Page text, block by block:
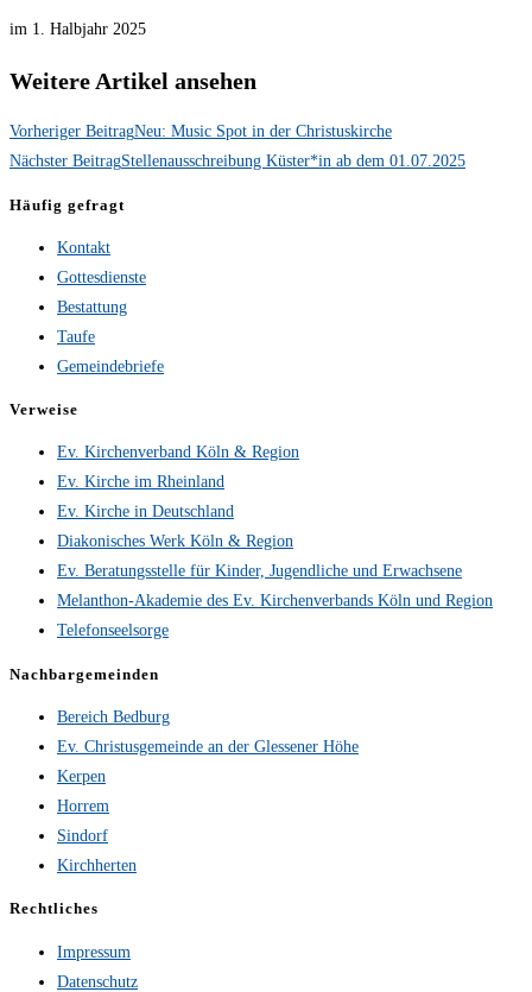
im 1. Halbjahr 2025
Weitere Artikel ansehen
Vorheriger BeitragNeu: Music Spot in der Christuskirche
Nächster BeitragStellenausschreibung Küster*in ab dem 01.07.2025
Häufig gefragt
Kontakt
Gottesdienste
Bestattung
Taufe
Gemeindebriefe
Verweise
Ev. Kirchenverband Köln & Region
Ev. Kirche im Rheinland
Ev. Kirche in Deutschland
Diakonisches Werk Köln & Region
Ev. Beratungsstelle für Kinder, Jugendliche und Erwachsene
Melanthon-Akademie des Ev. Kirchenverbands Köln und Region
Telefonseelsorge
Nachbargemeinden
Bereich Bedburg
Ev. Christusgemeinde an der Glessener Höhe
Kerpen
Horrem
Sindorf
Kirchherten
Rechtliches
Impressum
Datenschutz